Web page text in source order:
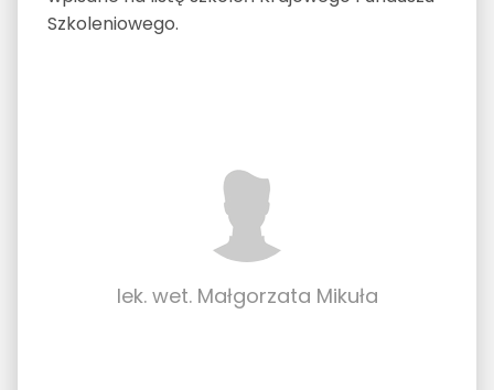
Szkoleniowego.
lek. wet. Małgorzata Mikuła